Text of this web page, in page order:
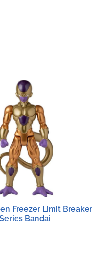
Freezer Limit Breaker
Series Bandai